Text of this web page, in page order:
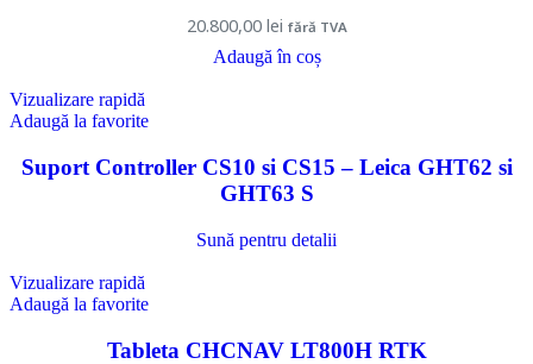
20.800,00 lei fără TVA
Adaugă în coș
Vizualizare rapidă
Adaugă la favorite
Suport Controller CS10 si CS15 – Leica GHT62 si
GHT63 S
Sună pentru detalii
Vizualizare rapidă
Adaugă la favorite
Tableta CHCNAV LT800H RTK